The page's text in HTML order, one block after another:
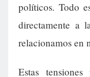
políticos. Todo
directamente a
relacionamos en
Estas tensiones